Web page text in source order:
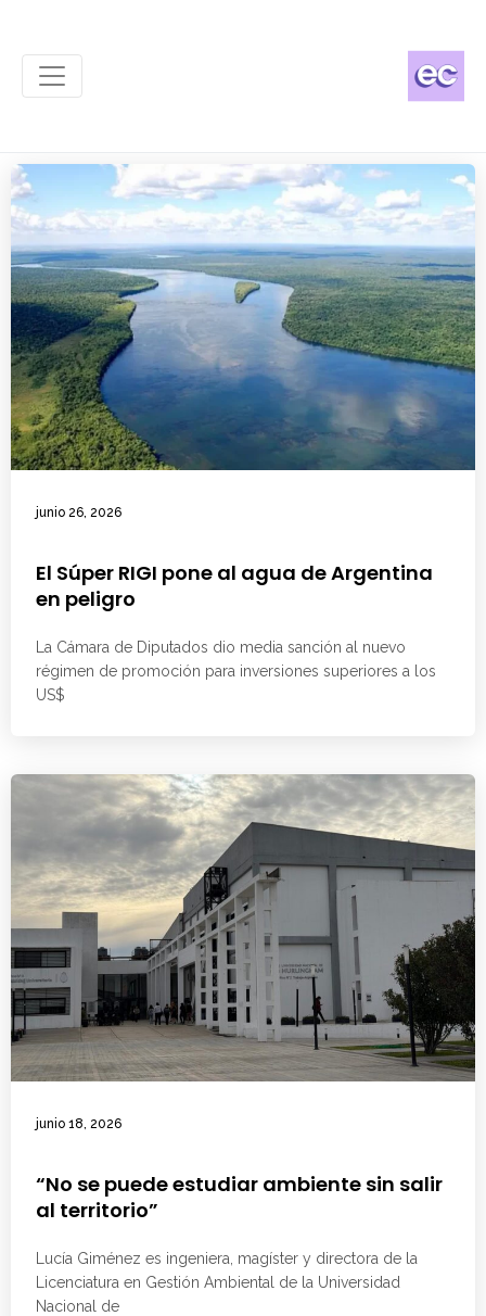
junio 26, 2026
El Súper RIGI pone al agua de Argentina
en peligro
La Cámara de Diputados dio media sanción al nuevo
régimen de promoción para inversiones superiores a los
US$
junio 18, 2026
“No se puede estudiar ambiente sin salir
al territorio”
Lucía Giménez es ingeniera, magíster y directora de la
Licenciatura en Gestión Ambiental de la Universidad
Nacional de